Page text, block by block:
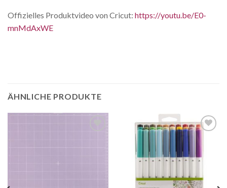
Offizielles Produktvideo von Cricut: https://youtu.be/E0-
mnMdAxWE
ÄHNLICHE PRODUKTE